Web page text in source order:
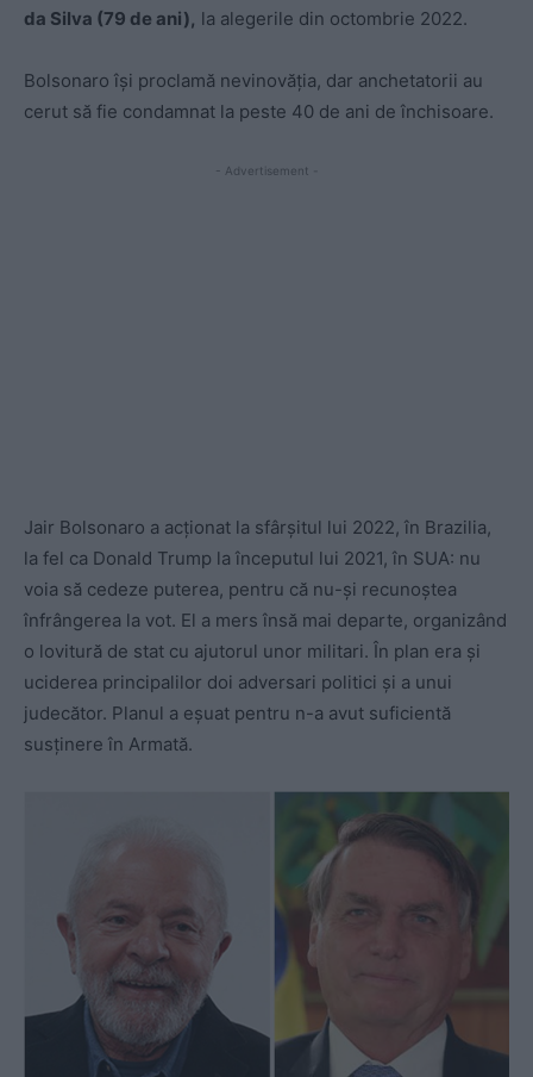
da Silva (79 de ani), la alegerile din octombrie 2022.
Bolsonaro îşi proclamă nevinovăţia, dar anchetatorii au
cerut să fie condamnat la peste 40 de ani de închisoare.
- Advertisement -
Jair Bolsonaro a acționat la sfârșitul lui 2022, în Brazilia,
la fel ca Donald Trump la începutul lui 2021, în SUA: nu
voia să cedeze puterea, pentru că nu-și recunoștea
înfrângerea la vot. El a mers însă mai departe, organizând
o lovitură de stat cu ajutorul unor militari. În plan era și
uciderea principalilor doi adversari politici și a unui
judecător. Planul a eșuat pentru n-a avut suficientă
susținere în Armată.